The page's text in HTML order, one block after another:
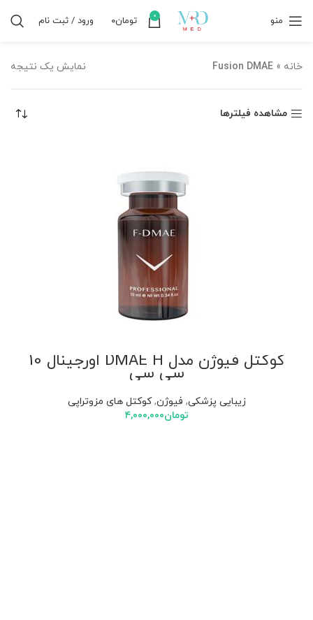
منو 0 تومان۰ ورود / ثبت نام
خانه »
Fusion DMAE نمایش یک نتیجه
مشاهده فیلترها
کوکتل فیوژن مدل DMAE H اورجینال 10
سی سی
زیبایی پزشکی, فیوژن,کوکتل های مزوتراپی
تومان۴,۰۰۰,۰۰۰